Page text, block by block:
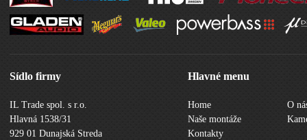
Sídlo firmy
IL Trade spol. s r.o.
Hlavná 1538/31
929 01 Dunajská Streda
Hlavné menu
Home
O
Naše montáže
Kontakty